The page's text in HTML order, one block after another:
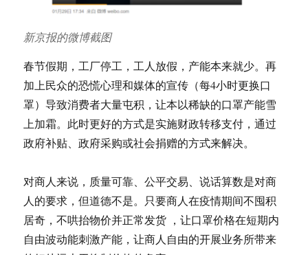
新京报的微博截图
春节假期，工厂停工，工人放假，产能本来就少。再
加上民众的恐慌心理和媒体的宣传（每4小时更换口
罩）导致消费者大量屯积，让本以稀缺的口罩产能雪
上加霜。此时更好的方式是实施财政转移支付，通过
政府补贴、政府采购或社会捐赠的方式来解决。
对商人来说，质量可靠、公平交易、说话算数是对商
人的要求，但道德不是。只要商人在疫情期间不囤积
居奇，不哄抬物价并正常发货 ，让口罩价格在短期内
自由波动能刺激产能，让商人自由的开展业务所带来